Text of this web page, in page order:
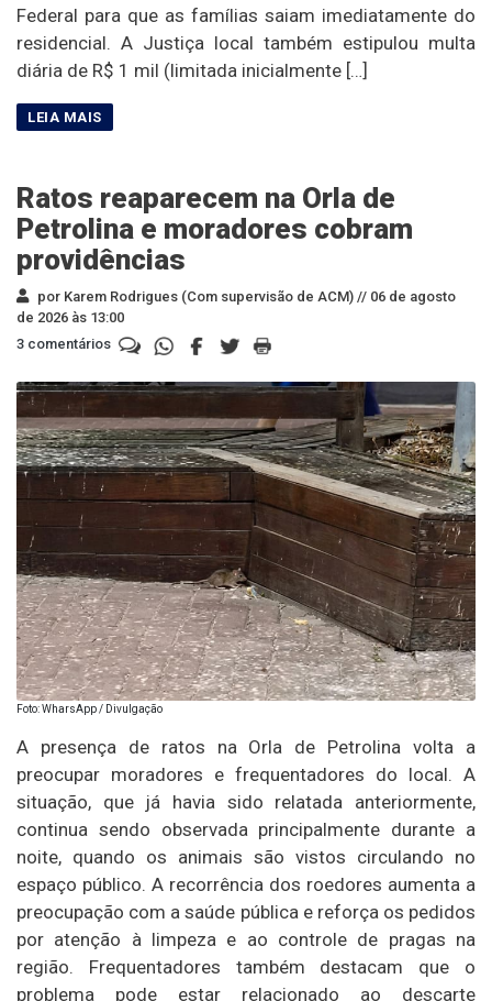
Federal para que as famílias saiam imediatamente do
residencial. A Justiça local também estipulou multa
diária de R$ 1 mil (limitada inicialmente […]
Ratos reaparecem na Orla de
Petrolina e moradores cobram
providências
por Karem Rodrigues (Com supervisão de ACM) // 06 de agosto
de 2026 às 13:00
3 comentários
Foto: WharsApp / Divulgação
A presença de ratos na Orla de Petrolina volta a
preocupar moradores e frequentadores do local. A
situação, que já havia sido relatada anteriormente,
continua sendo observada principalmente durante a
noite, quando os animais são vistos circulando no
espaço público. A recorrência dos roedores aumenta a
preocupação com a saúde pública e reforça os pedidos
por atenção à limpeza e ao controle de pragas na
região. Frequentadores também destacam que o
problema pode estar relacionado ao descarte